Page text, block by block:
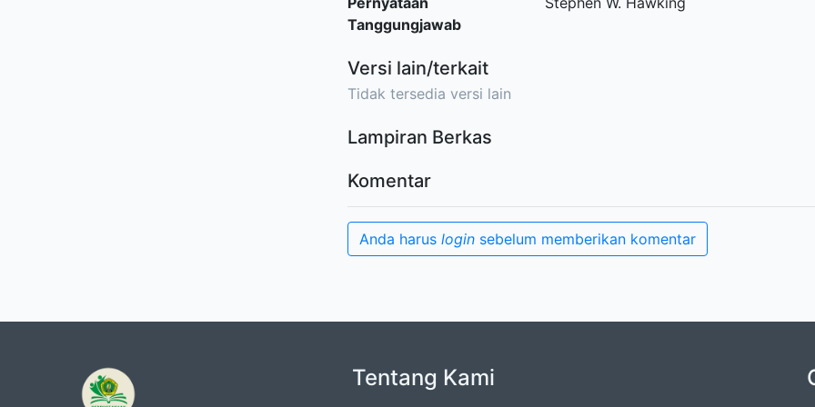
Tanggungjawab
Versi lain/terkait
Tidak tersedia versi lain
Lampiran Berkas
Komentar
Anda harus login sebelum memberikan komentar
Tentang Kami